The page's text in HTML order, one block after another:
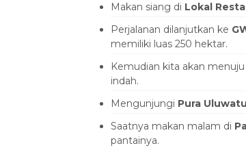
Makan siang di Lokal
Perjalanan dilanjutkan ke
memiliki luas 250 hektar.
Kemudian kita akan menuju
indah.
Mengunjungi Pura Uluwatu
Saatnya makan malam di
pantainya.